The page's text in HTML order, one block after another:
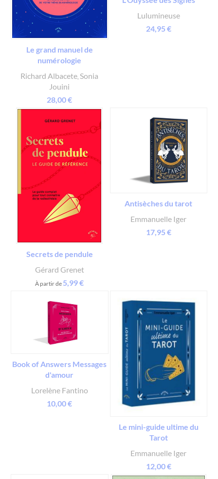
Le grand manuel de
numérologie
Richard Albacete ,Sonia
Jouini
28,00 €
Lulumineuse
24,95 €
Secrets de pendule
Gérard Grenet
À partir de 5,99 €
Antisèches du tarot
Emmanuelle Iger
17,95 €
Book of Answers Messages
d'amour
Lorelène Fantino
10,00 €
Le mini-guide ultime du
Tarot
Emmanuelle Iger
12,00 €